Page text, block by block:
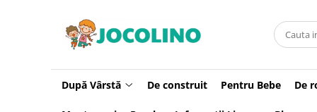
După Vârstă
După Vârstă De construit Pentru Bebe De